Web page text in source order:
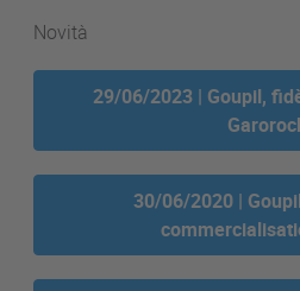
Novità
29/06/2023 | Goupil,
30/06/2020 |